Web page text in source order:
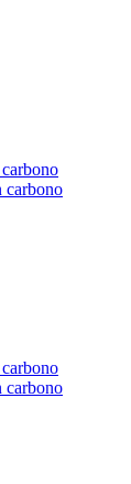
carbono
carbono